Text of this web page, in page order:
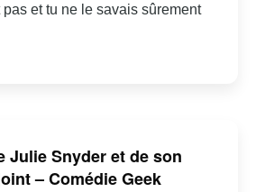
et tu ne le savais sûrement
Julie Snyder et de son
– Comédie Geek